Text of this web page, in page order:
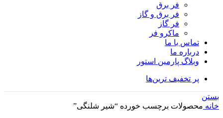
فر برق
فر برق و گاز
فر گاز
ماكرو فر
تماس با ما
درباره ما
وبلاگ پارمین استور
پر تخفیف ترین‌ها
بستن
خانه محصولات برچسب خورده “شیر شلنگی”